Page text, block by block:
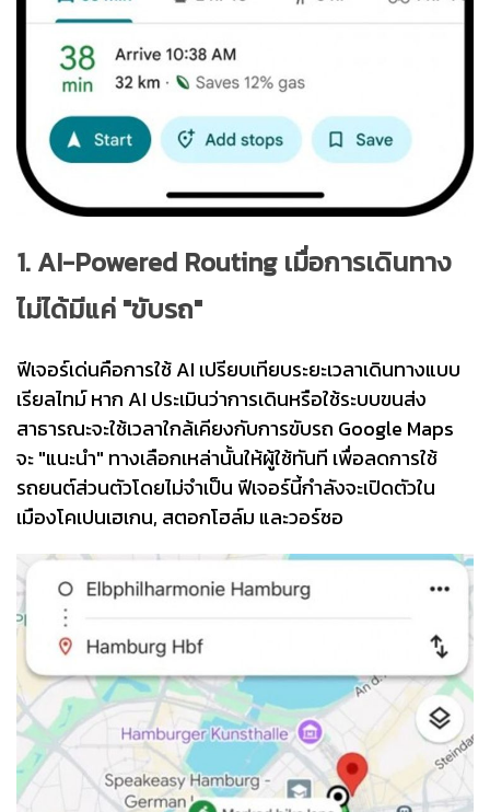
1. AI-Powered Routing เมื่อการเดินทาง
ไม่ได้มีแค่ "ขับรถ"
ฟีเจอร์เด่นคือการใช้ AI เปรียบเทียบระยะเวลาเดินทางแบบ
เรียลไทม์ หาก AI ประเมินว่าการเดินหรือใช้ระบบขนส่ง
สาธารณะจะใช้เวลาใกล้เคียงกับการขับรถ Google Maps
จะ "แนะนำ" ทางเลือกเหล่านั้นให้ผู้ใช้ทันที เพื่อลดการใช้
รถยนต์ส่วนตัวโดยไม่จำเป็น ฟีเจอร์นี้กำลังจะเปิดตัวใน
เมืองโคเปนเฮเกน, สตอกโฮล์ม และวอร์ซอ